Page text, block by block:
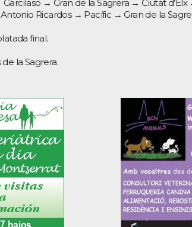
Garcilaso → Gran de la Sagrera → Ciutat
Ricardos → Pacífic → Gran de la
final.
la Sagrera.